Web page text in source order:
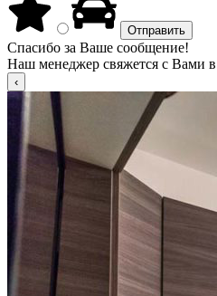
Спасибо за Ваше сообщение!
Наш менеджер свяжется с Вами